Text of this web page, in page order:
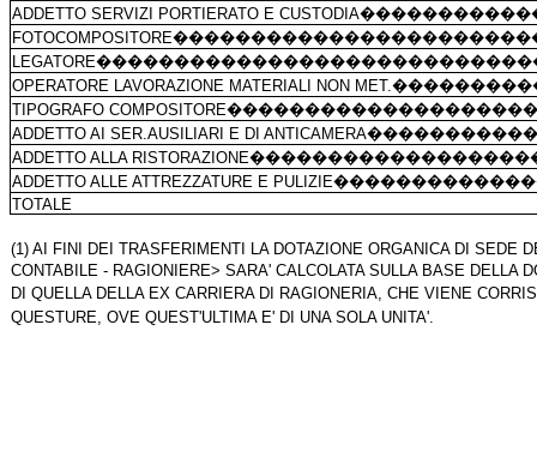
ADDETTO SERVIZI PORTIERATO E CUSTODIA
FOTOCOMPOSITORE
LEGATORE
OPERATORE LAVORAZIONE MATERIALI NON MET.
TIPOGRAFO COMPOSITORE
ADDETTO AI SER.AUSILIARI E DI ANTICAMERA
ADDETTO ALLA RISTORAZIONE
ADDETTO ALLE ATTREZZATURE E PULIZIE
TOTALE
(1) AI FINI DEI TRASFERIMENTI LA DOTAZIONE ORGANICA DI SEDE
CONTABILE - RAGIONIERE> SARA' CALCOLATA SULLA BASE DELLA
DI QUELLA DELLA EX CARRIERA DI RAGIONERIA, CHE VIENE
QUESTURE, OVE QUEST'ULTIMA E' DI UNA SOLA UNITA'.